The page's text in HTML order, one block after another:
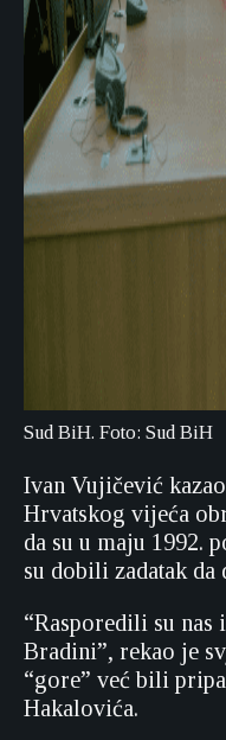
Sud BiH. Foto: Sud BiH
Ivan Vujičević
Hrvatskog vijeća
da su u maju 1992.
su dobili zadatak
“Rasporedili su
Bradini”, rekao je
“gore” već bili
Hakalovića.